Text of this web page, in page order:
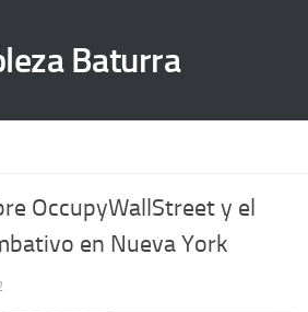
Baturra
OccupyWallStreet y el
en Nueva York